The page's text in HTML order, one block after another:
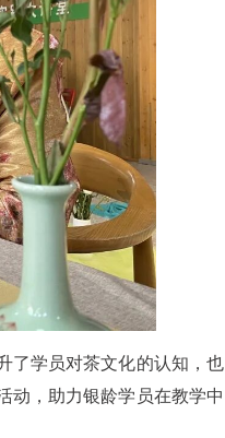
了学员对茶文化的认知，也
动，助力银龄学员在教学中